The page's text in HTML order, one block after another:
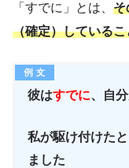
「すでに」とは、 そ
（確定）している
彼はすでに、自
私が駆け付けたと
ました